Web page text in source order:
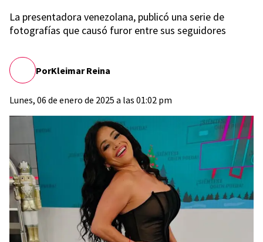
La presentadora venezolana, publicó una serie de
fotografías que causó furor entre sus seguidores
PorKleimar Reina
Lunes, 06 de enero de 2025 a las 01:02 pm